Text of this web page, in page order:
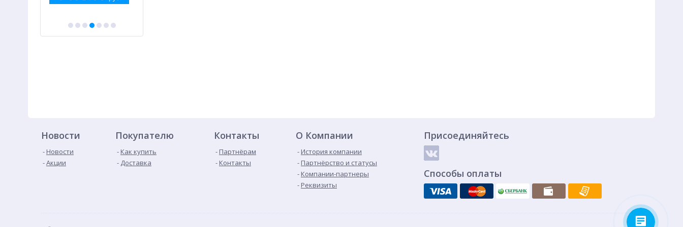
Новости
Новости
Акции
Покупателю
Как купить
Доставка
Контакты
Партнёрам
Контакты
О Компании
История компании
Партнёрство и статусы
Компании-партнеры
Реквизиты
Присоединяйтесь
Способы оплаты